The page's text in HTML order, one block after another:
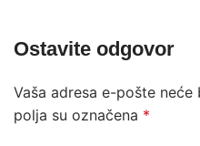
Ostavite odgovor
Vaša adresa e-pošte neće
polja su označena *